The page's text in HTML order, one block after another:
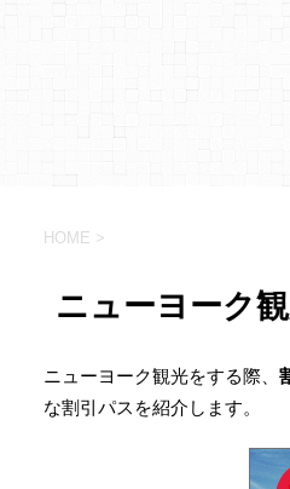
HOME >
ニューヨーク
ニューヨーク観光をする際、
な割引パスを紹介します。